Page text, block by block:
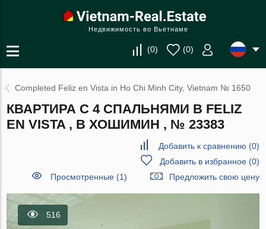
Недвижимость во Вьетнаме
(0) (0)
Completed Feliz en Vista in Ho Chi Minh City, Vietnam № 1650
КВАРТИРА С 4 СПАЛЬНЯМИ В FELIZ
EN VISTA , В ХОШИМИН , № 23383
Добавить к сравнению (0)
Добавить в избранное(0)
Просмотренные (1)
Предложить свою цену
516